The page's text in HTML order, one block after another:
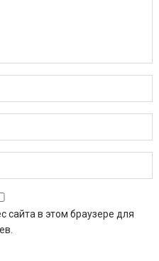
сайта в этом браузере для